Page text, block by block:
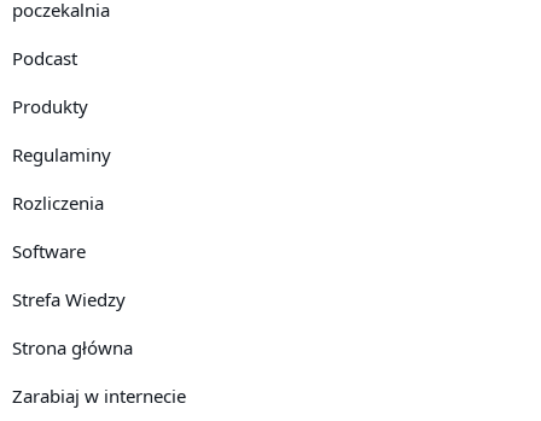
poczekalnia
Podcast
Produkty
Regulaminy
Rozliczenia
Software
Strefa Wiedzy
Strona główna
Zarabiaj w internecie